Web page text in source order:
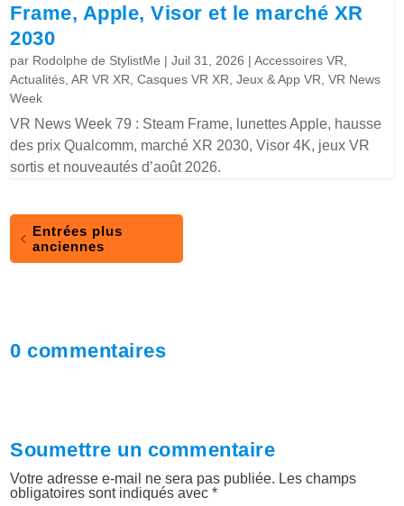
Frame, Apple, Visor et le marché XR
2030
par Rodolphe de StylistMe |Juil 31, 2026 |Accessoires VR
Actualités ,AR VR XR ,Casques VR XR ,Jeux & App VR ,VR News
Week
VR News Week 79 : Steam Frame, lunettes Apple, hausse
des prix Qualcomm, marché XR 2030, Visor 4K, jeux VR
sortis et nouveautés d’août 2026.
Entrées plus
anciennes
0 commentaires
Soumettre un commentaire
Votre adresse e-mail ne sera pas publiée. Les champs
obligatoires sont indiqués avec*